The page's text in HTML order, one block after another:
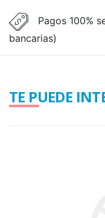
Pagos 100%
bancarias)
TE PUEDE